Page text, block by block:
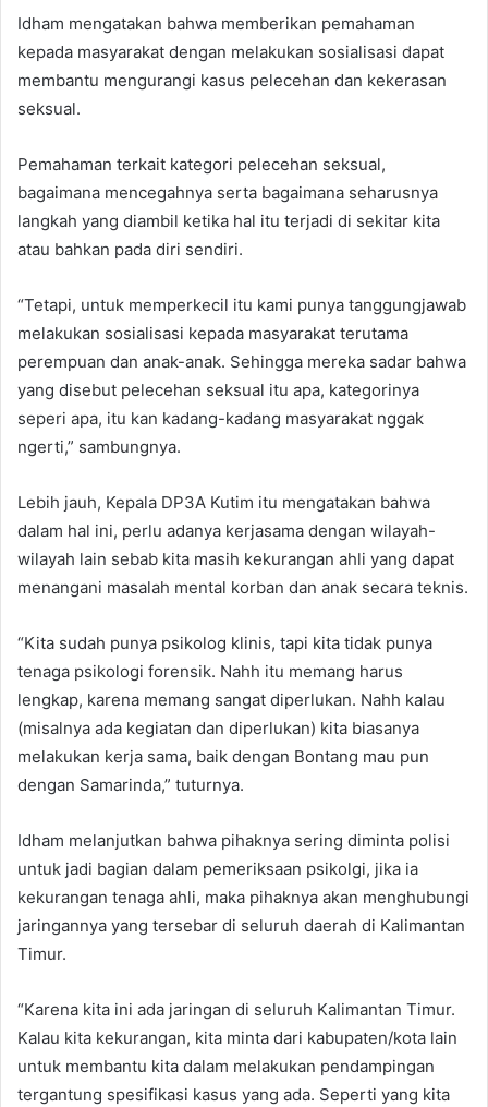
Idham mengatakan bahwa memberikan pemahaman
kepada masyarakat dengan melakukan sosialisasi dapat
membantu mengurangi kasus pelecehan dan kekerasan
seksual.
Pemahaman terkait kategori pelecehan seksual,
bagaimana mencegahnya serta bagaimana seharusnya
langkah yang diambil ketika hal itu terjadi di sekitar kita
atau bahkan pada diri sendiri.
“Tetapi, untuk memperkecil itu kami punya tanggungjawab
melakukan sosialisasi kepada masyarakat terutama
perempuan dan anak-anak. Sehingga mereka sadar bahwa
yang disebut pelecehan seksual itu apa, kategorinya
seperi apa, itu kan kadang-kadang masyarakat nggak
ngerti,” sambungnya.
Lebih jauh, Kepala DP3A Kutim itu mengatakan bahwa
dalam hal ini, perlu adanya kerjasama dengan wilayah-
wilayah lain sebab kita masih kekurangan ahli yang dapat
menangani masalah mental korban dan anak secara teknis.
“Kita sudah punya psikolog klinis, tapi kita tidak punya
tenaga psikologi forensik. Nahh itu memang harus
lengkap, karena memang sangat diperlukan. Nahh kalau
(misalnya ada kegiatan dan diperlukan) kita biasanya
melakukan kerja sama, baik dengan Bontang mau pun
dengan Samarinda,” tuturnya.
Idham melanjutkan bahwa pihaknya sering diminta polisi
untuk jadi bagian dalam pemeriksaan psikolgi, jika ia
kekurangan tenaga ahli, maka pihaknya akan menghubungi
jaringannya yang tersebar di seluruh daerah di Kalimantan
Timur.
“Karena kita ini ada jaringan di seluruh Kalimantan Timur.
Kalau kita kekurangan, kita minta dari kabupaten/kota lain
untuk membantu kita dalam melakukan pendampingan
tergantung spesifikasi kasus yang ada. Seperti yang kita